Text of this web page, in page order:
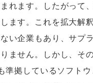
れます。したがって
ます。これを拡大解
い企業もあり、サプ
ません。しかし、そ
準拠しているソフト